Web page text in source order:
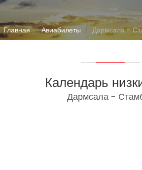
Главная Авиабилеты Дармсала -
Календарь
Дармсала -